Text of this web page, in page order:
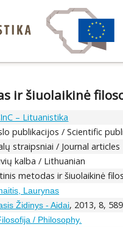
ir šiuolaikinė
– Lituanistika
publikacijos / Scientific
straipsniai / Journal articles
kalba / Lithuanian
metodas ir šiuolaikinė
Laurynas
Židinys - Aidai, 2013, 8,
/ Philosophy.